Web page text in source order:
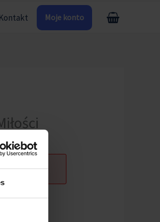
Kontakt Moje konto